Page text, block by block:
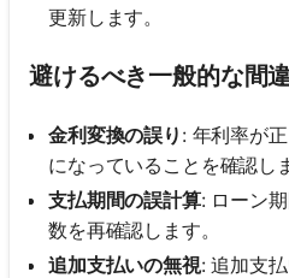
更新します。
避けるべき一般的な間
金利変換の誤り : 年利率が
になっていることを確認し
支払期間の誤計算: ローン
数を再確認します。
追加支払いの無視: 追加支